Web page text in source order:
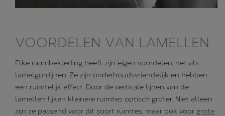
VOORDELEN VAN LAMELLEN
Elke raambekleding heeft zijn eigen voordelen, net als
lamelgordijnen. Ze zijn onderhoudsvriendelijk en hebben
een ruimtelijk effect. Door de verticale lijnen van de
lamellen lijken kleinere ruimtes optisch groter. Niet alleen
zijn ze passend voor dit soort ruimtes, maar ook voor grote